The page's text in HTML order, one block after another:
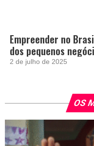
Empreender no
dos pequenos
e crescer
2 de julho de 2025
OS